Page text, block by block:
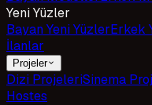
Yeni Yüzler
Bayan Yeni YüzlerErkek
İlanlar
Projeler
Dizi ProjeleriSinema
Hostes